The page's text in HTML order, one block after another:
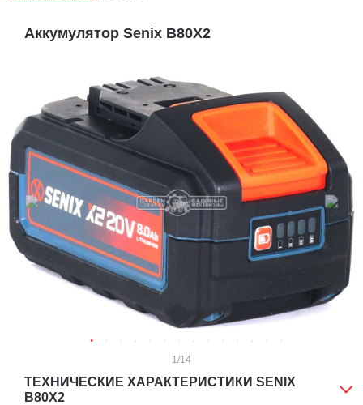
Аккумулятор Senix B80X2
1/14
ТЕХНИЧЕСКИЕ ХАРАКТЕРИСТИКИ SENIX
B80X2